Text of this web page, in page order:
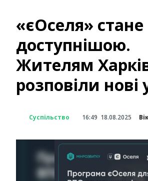
«єОселя» стане
доступнішою.
Жителям
розповіли
Суспільство 16:49 18.08.2025